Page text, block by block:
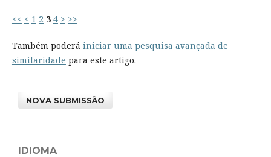
<< < 1 2 3 4 > >>
Também poderá iniciar uma pesquisa avançada de
similaridade para este artigo.
NOVA SUBMISSÃO
IDIOMA